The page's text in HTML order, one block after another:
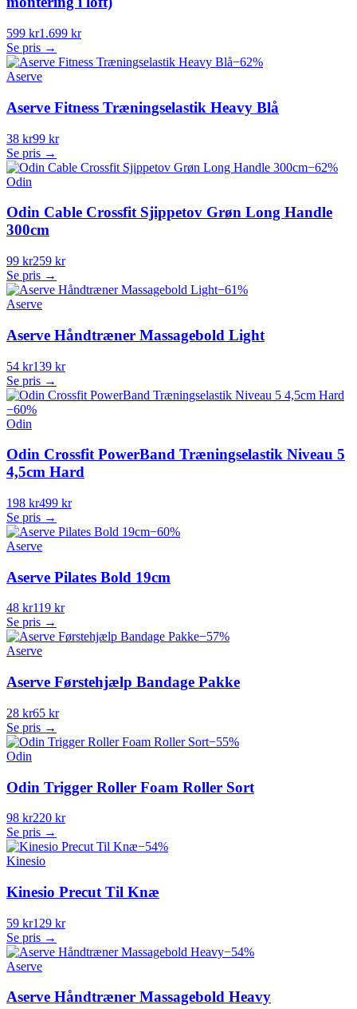
599 kr1.699 kr
Se pris →
−62%
Aserve
Aserve Fitness Træningselastik Heavy Blå
38 kr99 kr
Se pris →
−62%
Odin
Odin Cable Crossfit Sjippetov Grøn Long Handle
300cm
99 kr259 kr
Se pris →
−61%
Aserve
Aserve Håndtræner Massagebold Light
54 kr139 kr
Se pris →
−60%
Odin
Odin Crossfit PowerBand Træningselastik Niveau 5
4,5cm Hard
198 kr499 kr
Se pris →
−60%
Aserve
Aserve Pilates Bold 19cm
48 kr119 kr
Se pris →
−57%
Aserve
Aserve Førstehjælp Bandage Pakke
28 kr65 kr
Se pris →
−55%
Odin
Odin Trigger Roller Foam Roller Sort
98 kr220 kr
Se pris →
−54%
Kinesio
Kinesio Precut Til Knæ
59 kr129 kr
Se pris →
−54%
Aserve
Aserve Håndtræner Massagebold Heavy